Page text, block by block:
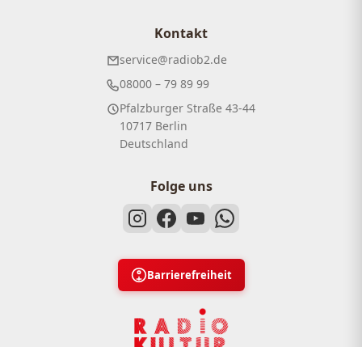
Kontakt
service@radiob2.de
08000 – 79 89 99
Pfalzburger Straße 43-44
10717 Berlin
Deutschland
Folge uns
Barrierefreiheit